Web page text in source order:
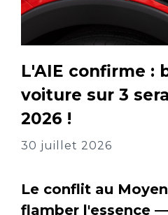
L'AIE confirme :
voiture sur 3
2026 !
30 juillet 2026
Le conflit au
flamber l'essence